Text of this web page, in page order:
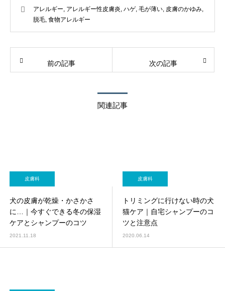
アレルギー, アレルギー性皮膚炎, ハゲ, 毛が薄い, 皮膚のかゆみ,
脱毛, 食物アレルギー
前の記事 次の記事
関連記事
皮膚科
犬の皮膚が乾燥・かさかさ
に…｜今すぐできる冬の保湿
ケアとシャンプーのコツ
2021.11.18
皮膚科
トリミングに行けない時の犬
猫ケア｜自宅シャンプーのコ
ツと注意点
2020.06.14